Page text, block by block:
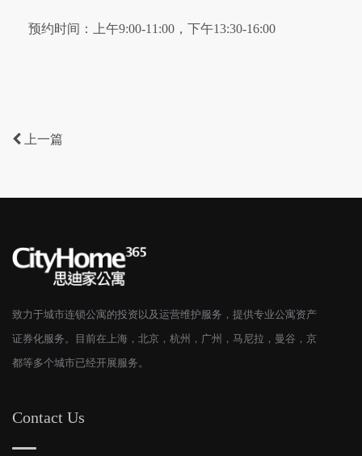
预约时间：上午9:00-11:00，下午13:30-16:00
上一篇
致力于城市连锁公寓的投资以及运营维护服务，提供专业公寓资产
证券化服务。目前在上海，北京，杭州，广州，马尼拉，曼谷，京
都等多个城市已经开展服务。
Contact Us